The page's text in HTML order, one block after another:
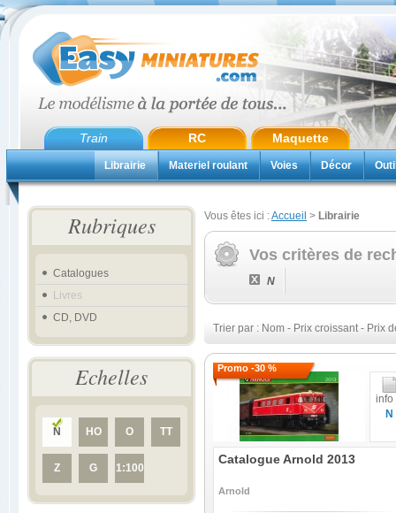
Train RC Maquette
Librairie Materiel roulant Voies Décor
Rubriques
Catalogues
Livres
CD, DVD
Echelles
N HO O TT
Z G 1:100
Vous êtes ici :Accueil > Librairie
Vos critères de
N
Trier par : Nom - Prix croissant- Prix
Promo -30 %
info
N
Catalogue Arnold 2013
Arnold